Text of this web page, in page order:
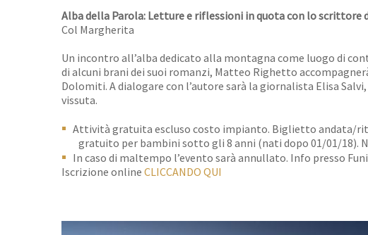
Alba della Parola: Letture e riflessioni in quota con lo
Col Margherita
Un incontro all’alba dedicato alla montagna come luogo di
di alcuni brani dei suoi romanzi, Matteo Righetto
Dolomiti. A dialogare con l’autore sarà la giornalista Elisa
vissuta.
Attività gratuita escluso costo impianto. Biglietto andata/
gratuito per bambini sotto gli 8 anni (nati dopo 01/01/18).
In caso di maltempo l’evento sarà annullato. Info presso
Iscrizione online CLICCANDO QUI